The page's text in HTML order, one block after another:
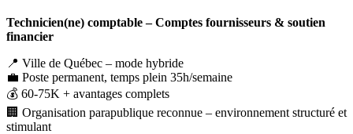
Technicien(ne) comptable – Comptes fournisseurs & soutien
financier
📍 Ville de Québec – mode hybride
💼 Poste permanent, temps plein 35h/semaine
💰 60-75K + avantages complets
🏢 Organisation parapublique reconnue – environnement structuré et
stimulant